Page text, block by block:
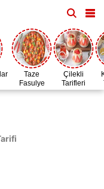
Taze
Fasulye
Zamanı
Çilekli
Tarifleri